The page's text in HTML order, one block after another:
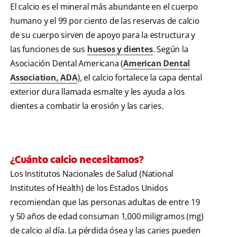
El calcio es el mineral más abundante en el cuerpo
humano y el 99 por ciento de las reservas de calcio
de su cuerpo sirven de apoyo para la estructura y
las funciones de sus huesos y dientes. Según la
Asociación Dental Americana (American Dental
Association, ADA), el calcio fortalece la capa dental
exterior dura llamada esmalte y les ayuda a los
dientes a combatir la erosión y las caries.
¿Cuánto calcio necesitamos?
Los Institutos Nacionales de Salud (National
Institutes of Health) de los Estados Unidos
recomiendan que las personas adultas de entre 19
y 50 años de edad consuman 1,000 miligramos (mg)
de calcio al día. La pérdida ósea y las caries pueden